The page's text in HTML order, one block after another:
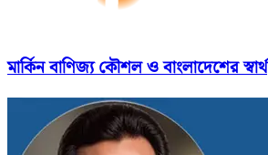
মার্কিন বাণিজ্য কৌশল ও বাংলাদেশের স্বার্থ